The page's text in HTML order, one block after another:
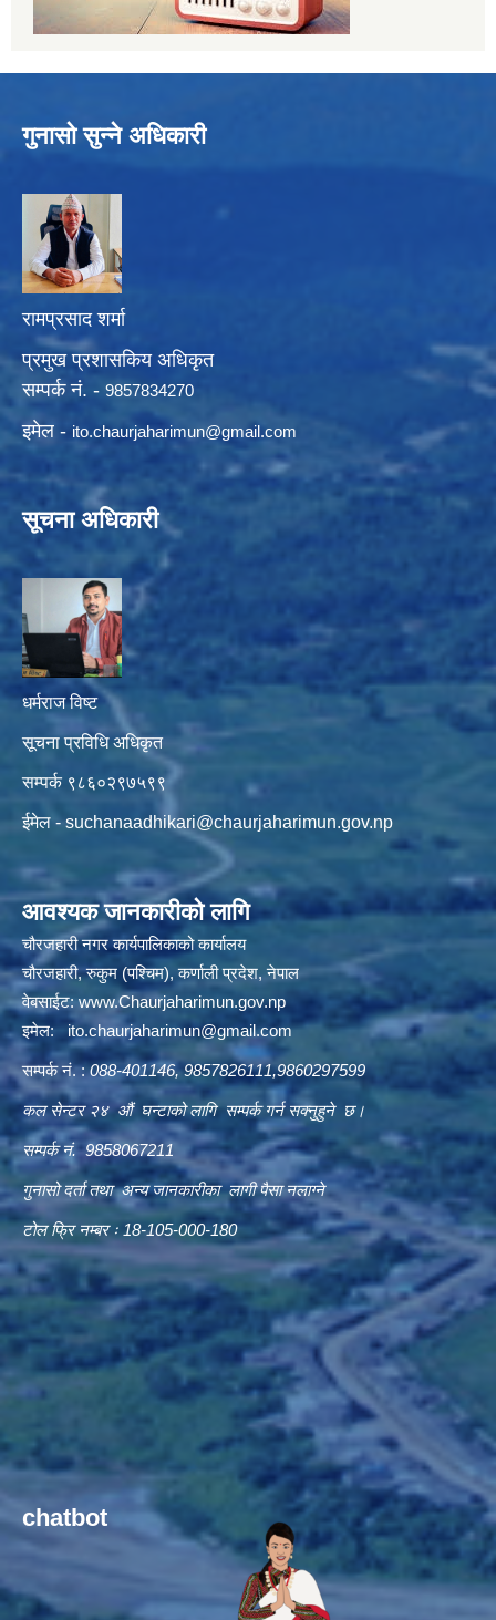
गुनासो सुन्ने अधिकारी
रामप्रसाद शर्मा
प्रमुख प्रशासकिय अधिकृत
सम्पर्क नं. - 9857834270
इमेल - ito.chaurjaharimun@gmail.com
सूचना अधिकारी
धर्मराज विष्ट
सूचना प्रविधि अधिकृत
सम्पर्क ९८६०२९७५९९
ईमेल -suchanaadhikari@chaurjaharimun.gov.np
आवश्यक जानकारीको लागि
चौरजहारी नगर कार्यपालिकाको कार्यालय
चौरजहारी, रुकुम (पश्चिम), कर्णाली प्रदेश, नेपाल
वेबसाईट:www.Chaurjaharimun.gov.np
इमेल: ito.chaurjaharimun@gmail.com
सम्पर्क नं. :088-401146, 9857826111,9860297599
कल सेन्टर २४ औं घन्टाको लागि सम्पर्क गर्न सक्नुहुने छ।
सम्पर्क नं. 9858067211
गुनासो दर्ता तथा अन्य जानकारीका लागी पैसा नलाग्ने
टोल फ्रि नम्बर ः 18-105-000-180
chatbot